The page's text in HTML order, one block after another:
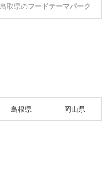
鳥取県のフードテーマパーク
島根県 岡山県